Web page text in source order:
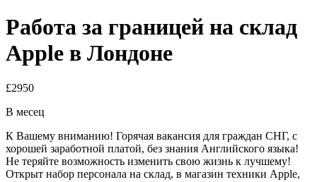
Работа за границей на склад
Apple в Лондоне
£2950
В месец
К Вашему вниманию! Горячая вакансия для граждан СНГ, с
хорошей заработной платой, без знания Английского языка!
Не теряйте возможность изменить свою жизнь к лучшему!
Открыт набор персонала на склад, в магазин техники Apple,